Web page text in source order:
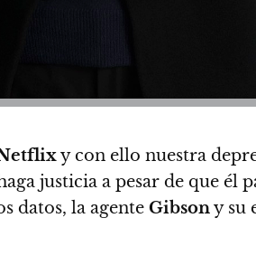
y con ello nuestra
justicia a pesar de que
datos, la agente Gibsony su